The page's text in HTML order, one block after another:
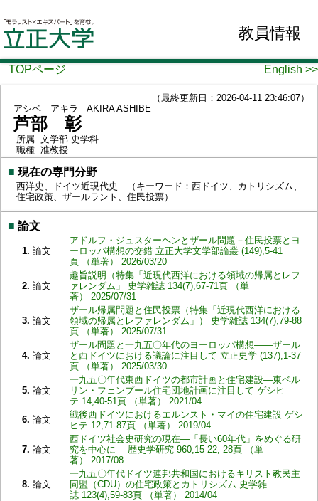
教員情報
TOPページ English >>
（最終更新日：2026-04-11 23:46:07）
アシベ アキラ
AKIRA ASHIBE
芦部 彰
所属 文学部 史学科
職種 准教授
■ 現在の専門分野
西洋史、ドイツ近現代史 （キーワード：西ドイツ、カトリシズム、
住宅政策、ザールラント、住民投票）
■ 論文
1. 論文
アドルフ・ジュスターヘンとザール問題－住民投票とヨ
ーロッパ構想の交錯 立正大学文学部論叢 (149),5-41
頁 （単著） 2026/03/20
2. 論文
趣旨説明（特集「近現代西洋における領域の帰属とレフ
ァレンダム」 史学雑誌 134(7),67-71頁 （単
著） 2025/07/31
3. 論文
ザール帰属問題と住民投票（特集「近現代西洋における
領域の帰属とレファレンダム」） 史学雑誌 134(7),79-88
頁 （単著） 2025/07/31
4. 論文
ザール問題と一九五〇年代のヨーロッパ構想――ザール
と西ドイツにおける議論に注目して 立正史学 (137),1-37
頁 （単著） 2025/03/30
5. 論文
一九五〇年代東西ドイツの都市計画と住宅建設―東ベル
リン・フェンプール住宅団地計画に注目して ゲシヒ
テ 14,40-51頁 （単著） 2021/04
6. 論文
戦後西ドイツにおけるエルンスト・マイの住宅建設 ゲシ
ヒテ 12,71-87頁 （単著） 2019/04
7. 論文
西ドイツ社会史研究の現在―「長い60年代」をめぐる研
究を中心に― 歴史学研究 960,15-22, 28頁 （単
著） 2017/08
8. 論文
一九五〇年代ドイツ連邦共和国におけるキリスト教民主
同盟（CDU）の住宅政策とカトリシズム 史学雑
誌 123(4),59-83頁 （単著） 2014/04